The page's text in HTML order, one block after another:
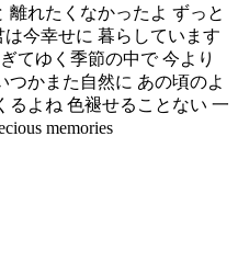
離れたくなかったよ ずっと
今幸せに 暮らしています
てゆく季節の中で 今より
つかまた自然に あの頃のよ
るよね 色褪せることない 一
memories